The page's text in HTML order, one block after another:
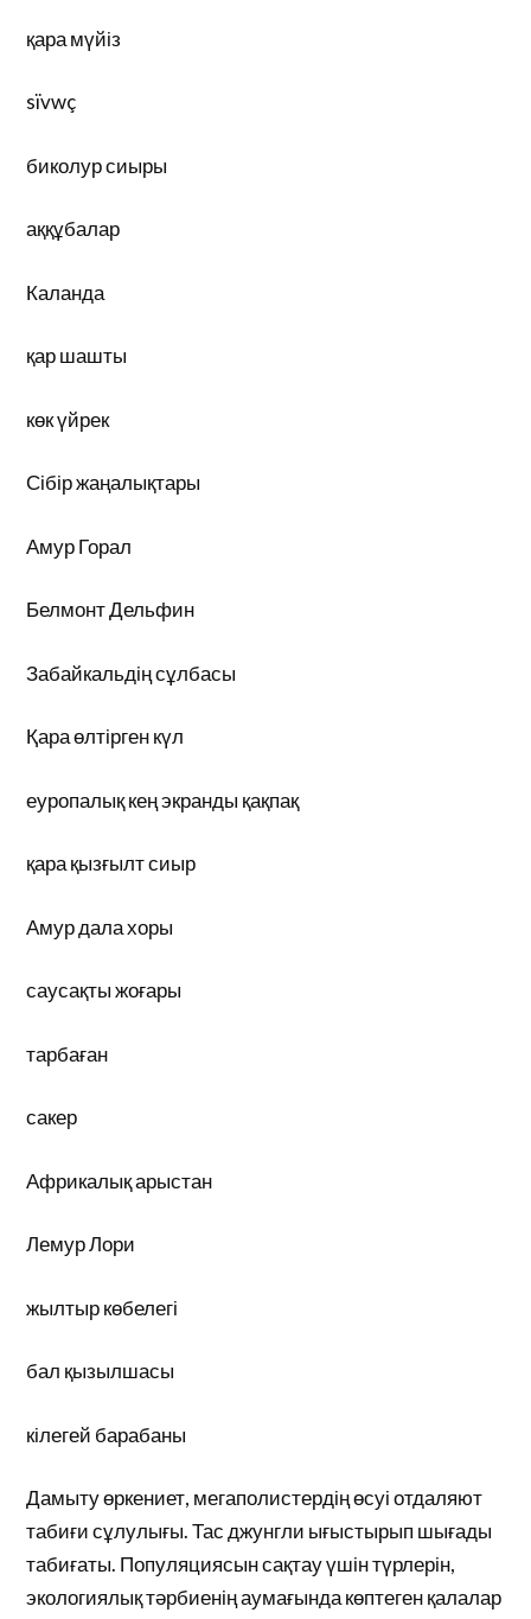
қара мүйіз
sïvwç
биколур сиыры
аққұбалар
Каланда
қар шашты
көк үйрек
Сібір жаңалықтары
Амур Горал
Белмонт Дельфин
Забайкальдің сұлбасы
Қара өлтірген күл
еуропалық кең экранды қақпақ
қара қызғылт сиыр
Амур дала хоры
саусақты жоғары
тарбаған
сакер
Африкалық арыстан
Лемур Лори
жылтыр көбелегі
бал қызылшасы
кілегей барабаны
Дамыту өркениет, мегаполистердің өсуі отдаляют
табиғи сұлулығы. Тас джунгли ығыстырып шығады
табиғаты. Популяциясын сақтау үшін түрлерін,
экологиялық тәрбиенің аумағында көптеген қалалар